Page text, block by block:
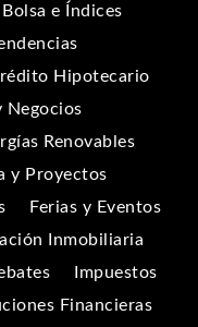
Bolsa e Índices
Hipotecario
Negocios
Renovables
y Proyectos
Ferias y Eventos
Inmobiliaria
Impuestos
Financieras